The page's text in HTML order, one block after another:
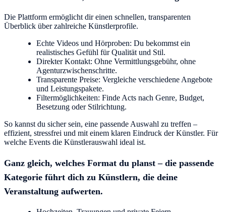
Die Plattform ermöglicht dir einen schnellen, transparenten
Überblick über zahlreiche Künstlerprofile.
Echte Videos und Hörproben: Du bekommst ein
realistisches Gefühl für Qualität und Stil.
Direkter Kontakt: Ohne Vermittlungsgebühr, ohne
Agenturzwischenschritte.
Transparente Preise: Vergleiche verschiedene Angebote
und Leistungspakete.
Filtermöglichkeiten: Finde Acts nach Genre, Budget,
Besetzung oder Stilrichtung.
So kannst du sicher sein, eine passende Auswahl zu treffen –
effizient, stressfrei und mit einem klaren Eindruck der Künstler. Für
welche Events die Künstlerauswahl ideal ist.
Ganz gleich, welches Format du planst – die passende
Kategorie führt dich zu Künstlern, die deine
Veranstaltung aufwerten.